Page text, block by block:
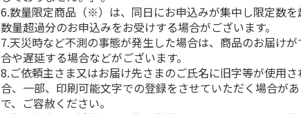
6.数量限定商品（※）は、同日にお申込みが集中し限定数を
数量超過分のお申込みをお受けする場合がございます。
7.天災時など不測の事態が発生した場合は、商品のお届け
合や遅延する場合などがございます。
8.ご依頼主さま又はお届け先さまのご氏名に旧字等が使用
合、一部、印刷可能文字での登録をさせていただく場合が
で、ご容赦ください。